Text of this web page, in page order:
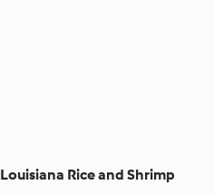
Louisiana Rice and Shrimp